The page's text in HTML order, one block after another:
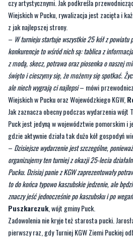
czy artystycznymi. Jak podkreśla
Wiejskich w Pucku, rywalizacja jest zacięta i
z jak najlepszej strony.
– W turnieju startuje wszystkie 25 kół z powiatu
konkurencje to wśród nich są: tablica z
z modą, skecz, potrawa oraz piosenka o naszej
święto i cieszymy się, że możemy się spotkać.
ale niech wygrają ci najlepsi– mówi
Wiejskich w Pucku oraz Wojewódzkiego KGW,
Jak zaznacza obecny podczas wydarzenia wójt
Puck jest jedyną w województwie pomorskim i
gdzie aktywnie działa tak dużo kół gospodyń
– Dzisiejsze wydarzenie jest szczególne,
organizujemy ten turniej z okazji 25-lecia
Pucku. Dzisiaj panie z KGW zaprezentowały
to do końca typowo kaszubskie jedzenie, ale
znaczy jeść jednocześnie po kaszubsku i po
Puszkarczuk, wójt gminy Puck.
Zadowolenia nie kryje też starosta pucki.
pierwszy raz, gdy Turniej KGW Ziemi Puckiej